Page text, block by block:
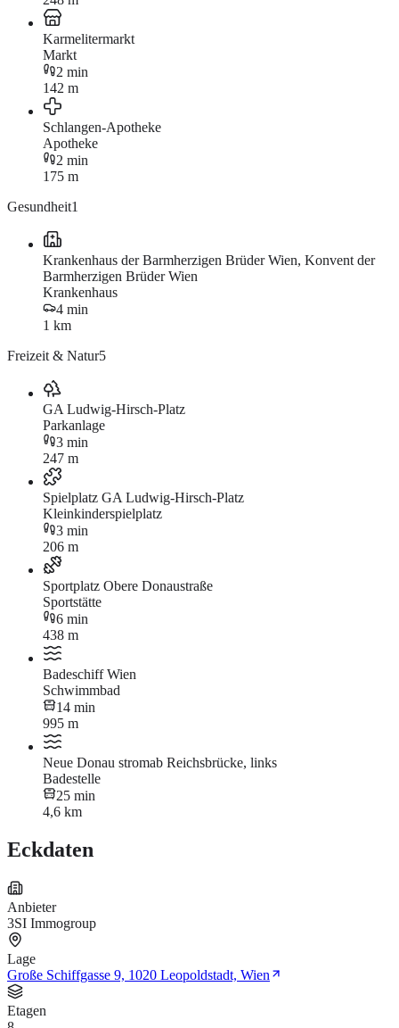
Karmelitermarkt
Markt
2 min
142 m
Schlangen-Apotheke
Apotheke
2 min
175 m
Gesundheit1
Krankenhaus der Barmherzigen Brüder Wien, Konvent der
Barmherzigen Brüder Wien
Krankenhaus
4 min
1 km
Freizeit & Natur5
GA Ludwig-Hirsch-Platz
Parkanlage
3 min
247 m
Spielplatz GA Ludwig-Hirsch-Platz
Kleinkinderspielplatz
3 min
206 m
Sportplatz Obere Donaustraße
Sportstätte
6 min
438 m
Badeschiff Wien
Schwimmbad
14 min
995 m
Neue Donau stromab Reichsbrücke, links
Badestelle
25 min
4,6 km
Eckdaten
Anbieter
3SI Immogroup
Lage
Große Schiffgasse 9, 1020 Leopoldstadt, Wien
Etagen